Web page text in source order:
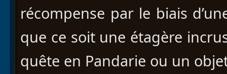
récompense par le biais
que ce soit une étagère
quête en Pandarie ou un